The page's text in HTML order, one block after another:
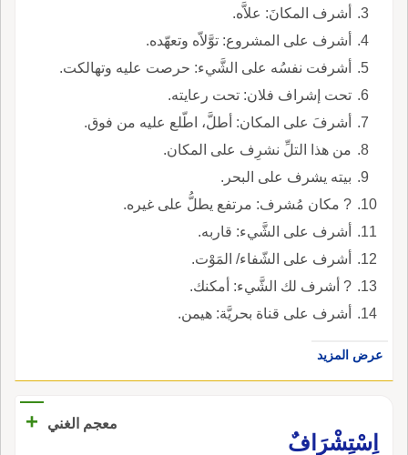
أشرف المكانَ: علاَّه.
أشرف على المشروع: توَّلاّه وتعهّده.
أشرفت نفسُه على الشَّيء: حرصت عليه وتهالكت.
تحت إشراف فلان: تحت رعايته.
أشرفَ على المكان: أطلَّ، اطّلع عليه من فوق.
من هذا التلِّ نشرِف على المكان.
بيته يشرف على البحر.
? مكان مُشرف: مرتفع يطلُّ على غيره.
أشرف على الشَّيء: قاربه.
أشرف على الشّفاء/ المَوْت.
? أشرف لك الشَّيء: أمكنك.
أشرف على قناة بحريَّة: هيمن.
عرض المزيد
معجم الغني
+
اِسْتِشْرَافٌ